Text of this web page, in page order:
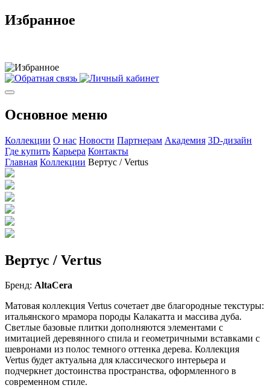
Избранное
Основное меню
Коллекции О нас Новости Партнерам Академия 3D-дизайн
Где купить Карьера Контакты
Главная Коллекции Вертус / Vertus
Вертус / Vertus
Бренд: AltaCera
Матовая коллекция Vertus сочетает две благородные текстуры:
итальянского мрамора породы Калакатта и массива дуба.
Светлые базовые плитки дополняются элементами с
имитацией деревянного спила и геометричными вставками с
шевронами из полос темного оттенка дерева. Коллекция
Vertus будет актуальна для классического интерьера и
подчеркнет достоинства пространства, оформленного в
современном стиле.